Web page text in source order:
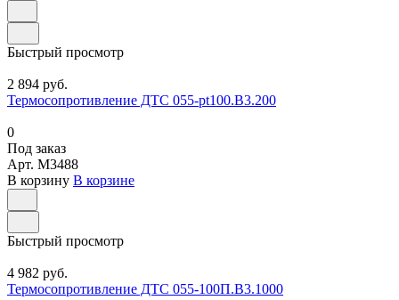
Быстрый просмотр
2 894 руб.
Термосопротивление ДТС 055-pt100.В3.200
0
Под заказ
Арт. M3488
В корзину В корзине
Быстрый просмотр
4 982 руб.
Термосопротивление ДТС 055-100П.В3.1000